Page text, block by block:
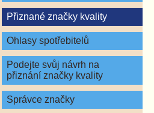
Přiznané značky kvality
Ohlasy spotřebitelů
Podejte svůj návrh na
přiznání značky kvality
Správce značky